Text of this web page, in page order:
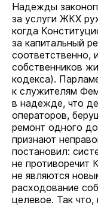
Надежды
за услуги ЖКХ
когда
за капитальный
соответственно,
собственников
кодекса).
к служителям
в надежде, что
операторов,
ремонт одного
признают
постановил:
не противоречит
не являются
расходование
целевое. Так